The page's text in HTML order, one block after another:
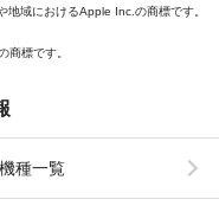
域におけるApple Inc.の商標です。
標です。
種一覧